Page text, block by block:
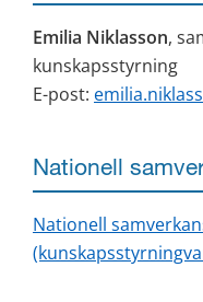
Emilia Niklasson,
kunskapsstyrning
E-post:
Nationell
Nationell